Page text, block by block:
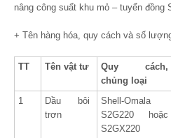
nâng công suất khu mỏ – tuyển đồng
+ Tên hàng hóa, quy cách và số
TT Tên vật tư
Quy cách,
chủng loại
1
Dầu bôi
trơn
Shell-Omala
S2G220 hoặc
S2GX220